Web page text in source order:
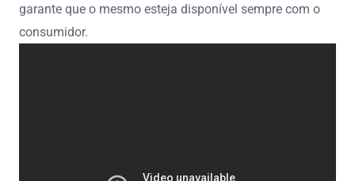
garante que o mesmo esteja disponível sempre com o
consumidor.